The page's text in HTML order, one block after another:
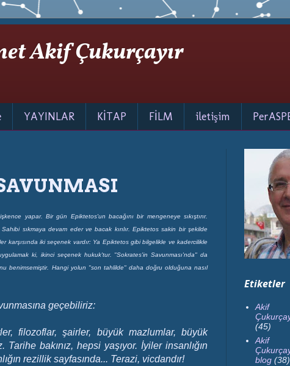
Akif Çukurçayır
YAYINLAR KİTAP FİLM iletişim
yapar. Bir gün Epiktetos'un bacağını bir mengeneye sıkıştırır.
sıkmaya devam eder ve bacak kırılır. Epiktetos sakin bir şekilde
karşısında iki seçenek vardır: Ya Epiktetos gibi bilgelikle ve kadercilikle
ki, ikinci seçenek hukuk'tur. "Sokrates'in Savunması'nda" da
benimsemiştir. Hangi yolun "son tahlilde" daha doğru olduğuna nasıl
geçebiliriz:
filozoflar, şairler, büyük mazlumlar, büyük
bakınız, hepsi yaşıyor. İyiler insanlığın
rezillik sayfasında... Terazi, vicdandır!
Etiketler
Akif
(45)
Akif
blog (38)